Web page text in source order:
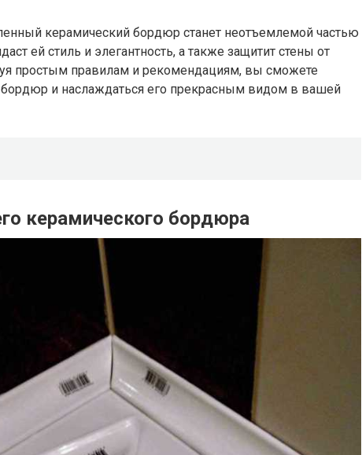
керамический бордюр станет неотъемлемой частью
ей стиль и элегантность, а также защитит стены от
простым правилам и рекомендациям, вы сможете
бордюр и наслаждаться его прекрасным видом в вашей
керамического бордюра